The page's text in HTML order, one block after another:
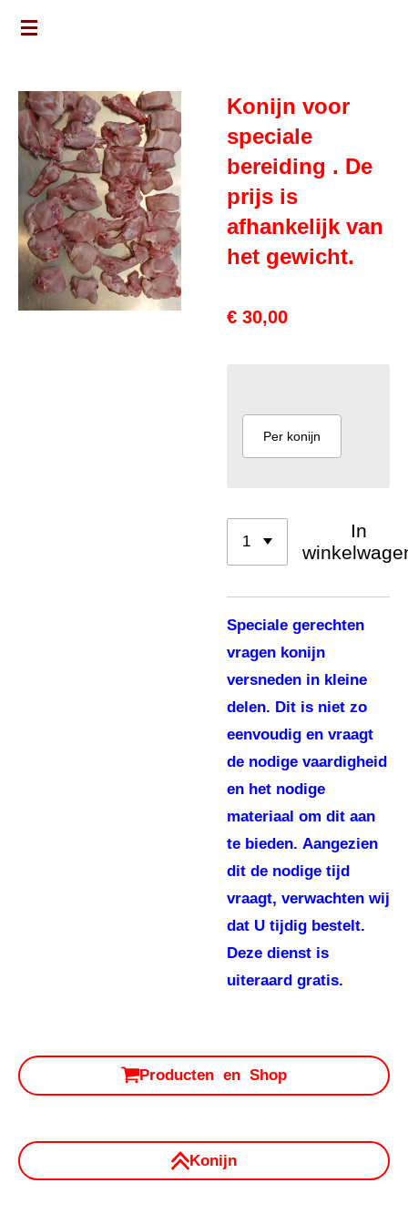
Ga
de
hoofdinhoud
Konijn voor
speciale
bereiding . De
prijs is
afhankelijk van
het gewicht.
€ 30,00
Per konijn
In
Speciale gerechten
vragen konijn
versneden in kleine
delen. Dit is niet zo
eenvoudig en vraagt
de nodige vaardigheid
en het nodige
materiaal om dit aan
te bieden. Aangezien
dit de nodige tijd
vraagt, verwachten wij
dat U tijdig bestelt.
Deze dienst is
uiteraard gratis.
Producten en Shop
Konijn